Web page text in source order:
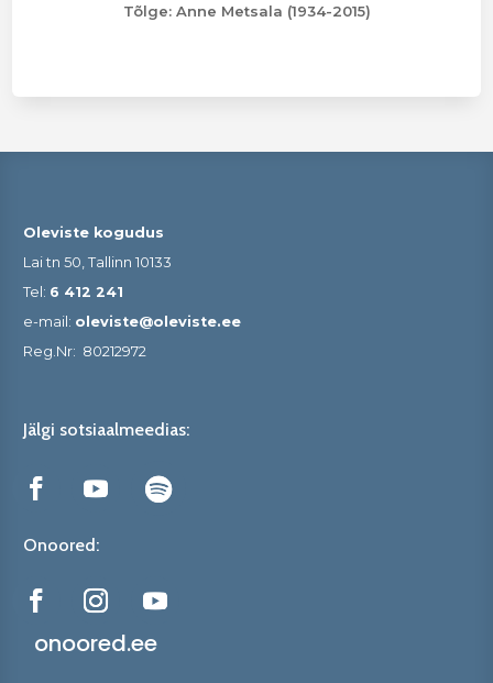
Tõlge: Anne Metsala (1934-2015)
Oleviste kogudus
Lai tn 50, Tallinn 10133
Tel: 6 412 241
e-mail: oleviste@oleviste.ee
Reg.Nr: 80212972
Jälgi sotsiaalmeedias:
Onoored:
onoored.ee